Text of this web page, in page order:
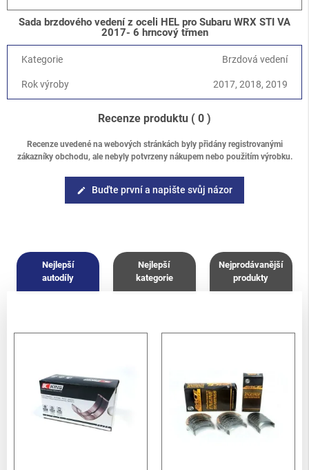
Sada brzdového vedení z oceli HEL pro Subaru WRX STI VA
2017- 6 hrncový třmen
Kategorie Brzdová vedení
Rok výroby 2017, 2018, 2019
Recenze produktu ( 0 )
Recenze uvedené na webových stránkách byly přidány registrovanými
zákazníky obchodu, ale nebyly potvrzeny nákupem nebo použitím výrobku.
edit Buďte první a napište svůj názor
Nejlepší
autodíly
Nejlepší
kategorie
Nejprodávanější
produkty